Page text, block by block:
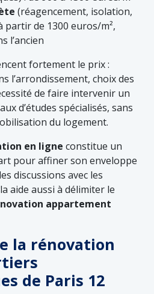
(réagencement, isolation,
partir de 1300 euros/m²,
l’ancien
fortement le prix :
l’arrondissement, choix des
de faire intervenir un
d’études spécialisés, sans
du logement.
en ligne constitue un
pour affiner son enveloppe
discussions avec les
aide aussi à délimiter le
appartement
la rénovation
de Paris 12